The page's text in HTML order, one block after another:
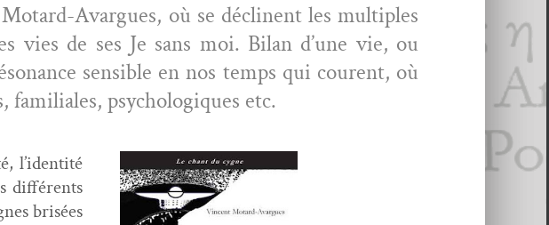
Avar­gues, où se décli­nent les mul­ti­ples
vies de ses Je sans moi. Bilan d’une vie, ou
sen­si­ble en nos temps qui courent, où
famil­iales, psy­chologiques etc.
l’identité
dif­férents
brisées